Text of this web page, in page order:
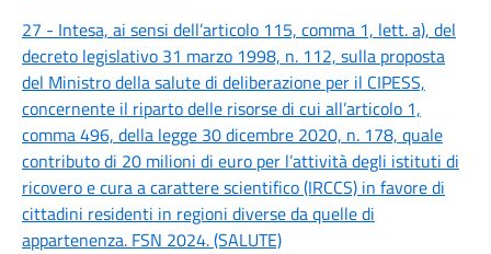
27 - Intesa, ai sensi dell’articolo 115, comma 1, lett. a), del
decreto legislativo 31 marzo 1998, n. 112, sulla proposta
del Ministro della salute di deliberazione per il CIPESS,
concernente il riparto delle risorse di cui all’articolo 1,
comma 496, della legge 30 dicembre 2020, n. 178, quale
contributo di 20 milioni di euro per l’attività degli istituti di
ricovero e cura a carattere scientifico (IRCCS) in favore di
cittadini residenti in regioni diverse da quelle di
appartenenza. FSN 2024. (SALUTE)